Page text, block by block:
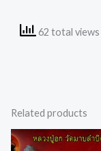
62 total views
Related products